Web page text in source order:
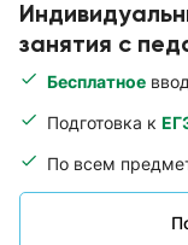
занятия с
Бесплатное
Подготовка к
По всем